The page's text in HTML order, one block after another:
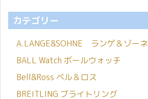
カテゴリー
A.LANGE&SOHNE ランゲ＆ゾーネ
BALL Watch ボールウォッチ
Bell&Ross ベル＆ロス
BREITLING ブライトリング